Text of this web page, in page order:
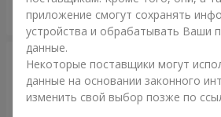
Заказать
приложение смогут сохранять
устройства и обрабатывать Ваши
данные.
Некоторые поставщики могут
данные на основании законного
изменить свой выбор позже по